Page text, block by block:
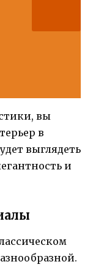
вы
в
выглядеть
и